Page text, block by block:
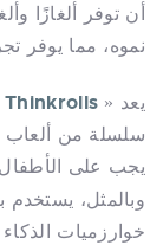
أن توفر ألغازًا
نموه، مما يوفر
يعد « Thinkrolls
سلسلة من ألعاب
يجب على الأطفال
وبالمثل، يستخدم
خوارزميات